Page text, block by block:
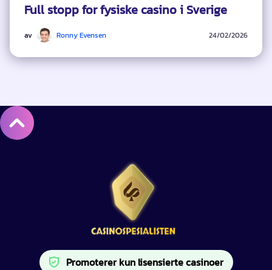
Full stopp for fysiske casino i Sverige
av Ronny Evensen 24/02/2026
Promoterer kun lisensierte casinoer